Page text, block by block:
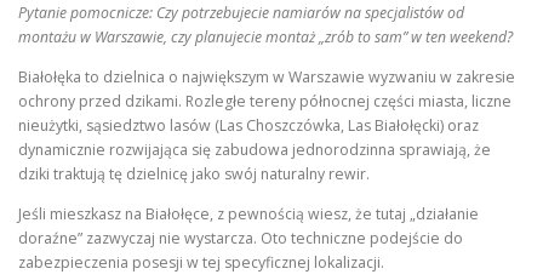
Pytanie pomocnicze: Czy potrzebujecie namiarów na specjalistów od
montażu w Warszawie, czy planujecie montaż „zrób to sam” w ten weekend?
Białołęka to dzielnica o największym w Warszawie wyzwaniu w zakresie
ochrony przed dzikami. Rozległe tereny północnej części miasta, liczne
nieużytki, sąsiedztwo lasów (Las Choszczówka, Las Białołęcki) oraz
dynamicznie rozwijająca się zabudowa jednorodzinna sprawiają, że
dziki traktują tę dzielnicę jako swój naturalny rewir.
Jeśli mieszkasz na Białołęce, z pewnością wiesz, że tutaj „działanie
doraźne” zazwyczaj nie wystarcza. Oto techniczne podejście do
zabezpieczenia posesji w tej specyficznej lokalizacji.